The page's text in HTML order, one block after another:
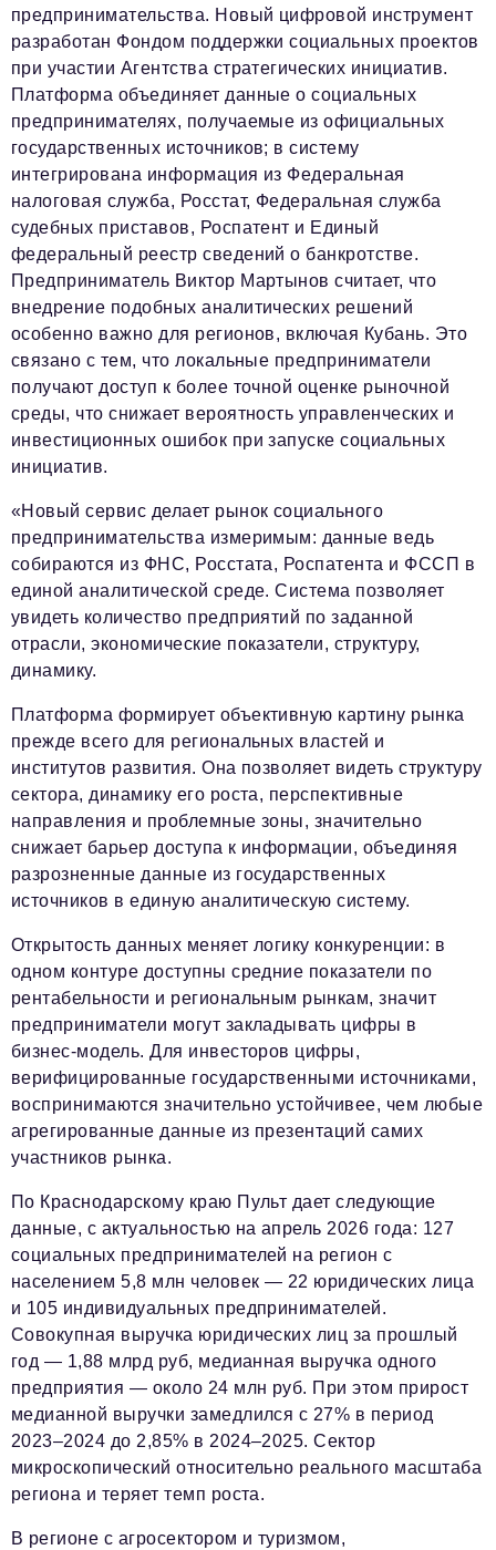
Телеком
Социальная сфера
Образование
Новости компании
Фоторепортажи
Авторские материалы
Видео
Телефон редакции:+7 495 727-01-67
Электронные почты редакции:
Информационный отдел
info@business-magazine.online
Отдел рекламы
reklama@business-magazine.online
Отдел распространения/редакционная подписка
podpiska@business-magazine.online
Отдел по работе с партнерами
предпринимательства. Новый цифровой инструмент
разработан Фондом поддержки социальных проектов
при участии Агентства стратегических инициатив.
Платформа объединяет данные о социальных
предпринимателях, получаемые из официальных
государственных источников; в систему
интегрирована информация из Федеральная
налоговая служба, Росстат, Федеральная служба
судебных приставов, Роспатент и Единый
федеральный реестр сведений о банкротстве.
Предприниматель Виктор Мартынов считает, что
внедрение подобных аналитических решений
особенно важно для регионов, включая Кубань. Это
связано с тем, что локальные предприниматели
получают доступ к более точной оценке рыночной
среды, что снижает вероятность управленческих и
инвестиционных ошибок при запуске социальных
инициатив.
«Новый сервис делает рынок социального
предпринимательства измеримым: данные ведь
собираются из ФНС, Росстата, Роспатента и ФССП в
единой аналитической среде. Система позволяет
увидеть количество предприятий по заданной
отрасли, экономические показатели, структуру,
динамику.
Платформа формирует объективную картину рынка
прежде всего для региональных властей и
институтов развития. Она позволяет видеть структуру
сектора, динамику его роста, перспективные
направления и проблемные зоны, значительно
снижает барьер доступа к информации, объединяя
разрозненные данные из государственных
источников в единую аналитическую систему.
Открытость данных меняет логику конкуренции: в
одном контуре доступны средние показатели по
рентабельности и региональным рынкам, значит
предприниматели могут закладывать цифры в
бизнес-модель. Для инвесторов цифры,
верифицированные государственными источниками,
воспринимаются значительно устойчивее, чем любые
агрегированные данные из презентаций самих
участников рынка.
По Краснодарскому краю Пульт дает следующие
данные, с актуальностью на апрель 2026 года: 127
социальных предпринимателей на регион с
населением 5,8 млн человек — 22 юридических лица
и 105 индивидуальных предпринимателей.
Совокупная выручка юридических лиц за прошлый
год — 1,88 млрд руб, медианная выручка одного
предприятия — около 24 млн руб. При этом прирост
медианной выручки замедлился с 27% в период
2023–2024 до 2,85% в 2024–2025. Сектор
микроскопический относительно реального масштаба
региона и теряет темп роста.
В регионе с агросектором и туризмом,